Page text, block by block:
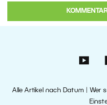
Alle Artikel nach Datum Wer